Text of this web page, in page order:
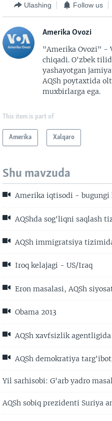
Ulashing Follow us
Amerika Ovozi
"Amerika Ovozi" -
chiqadi. O'zbek
yashayotgan
AQSh poytaxtida
muxbirlarga ega.
This item is part of
Amerika Xalqaro
Shu mavzuda
Amerika iqtisodi - bugungi
AQShda sog'liqni saqlash
AQSh immigratsiya
Iroq kelajagi - US/Iraq
Eron masalasi, AQSh
Obama 2013
AQSh xavfsizlik
AQSh demokratiya
Yil sarhisobi: G'arb yadro
AQSh sobiq prezidenti Suriya